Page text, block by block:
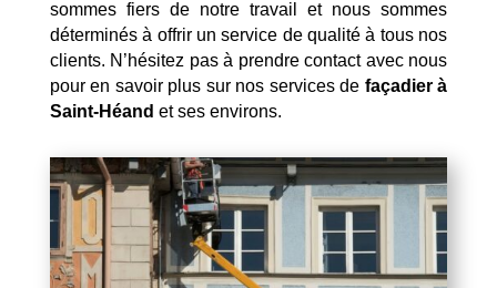
sommes fiers de notre travail et nous sommes
déterminés à offrir un service de qualité à tous nos
clients. N’hésitez pas à prendre contact avec nous
pour en savoir plus sur nos services de façadier à
Saint-Héand et ses environs.